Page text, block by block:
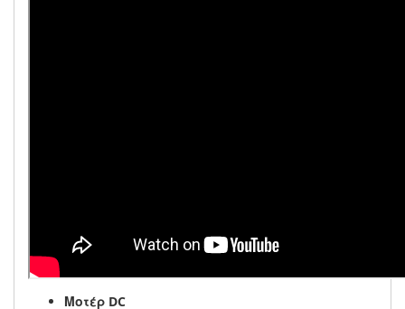
Μοτέρ DC